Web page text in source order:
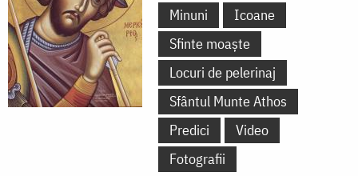
Minuni
Icoane
Sfinte moaște
Locuri de pelerinaj
Sfântul Munte Athos
Predici
Video
Fotografii